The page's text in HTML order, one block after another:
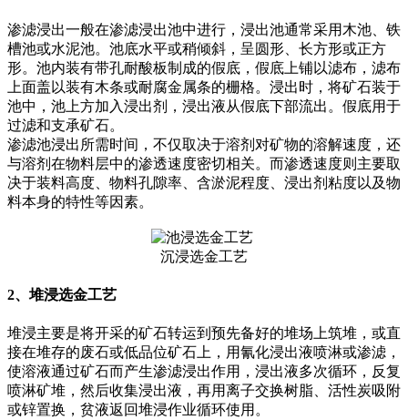
渗滤浸出一般在渗滤浸出池中进行，浸出池通常采用木池、铁
槽池或水泥池。池底水平或稍倾斜，呈圆形、长方形或正方
形。池内装有带孔耐酸板制成的假底，假底上铺以滤布，滤布
上面盖以装有木条或耐腐金属条的栅格。浸出时，将矿石装于
池中，池上方加入浸出剂，浸出液从假底下部流出。假底用于
过滤和支承矿石。
渗滤池浸出所需时间，不仅取决于溶剂对矿物的溶解速度，还
与溶剂在物料层中的渗透速度密切相关。而渗透速度则主要取
决于装料高度、物料孔隙率、含淤泥程度、浸出剂粘度以及物
料本身的特性等因素。
沉浸选金工艺
2、堆浸选金工艺
堆浸主要是将开采的矿石转运到预先备好的堆场上筑堆，或直
接在堆存的废石或低品位矿石上，用氰化浸出液喷淋或渗滤，
使溶液通过矿石而产生渗滤浸出作用，浸出液多次循环，反复
喷淋矿堆，然后收集浸出液，再用离子交换树脂、活性炭吸附
或锌置换，贫液返回堆浸作业循环使用。